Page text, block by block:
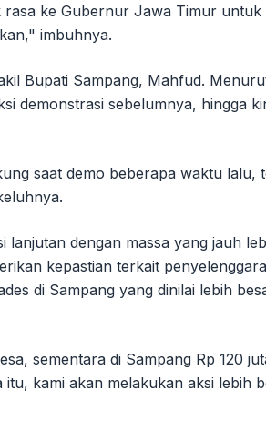
rasa ke Gubernur Jawa Timur
imbuhnya.
Bupati Sampang, Mahfud.
demonstrasi sebelumnya, hingga
saat demo beberapa waktu lalu,
lanjutan dengan massa yang jauh
kepastian terkait
di Sampang yang dinilai lebih
sementara di Sampang Rp 120
kami akan melakukan aksi lebih